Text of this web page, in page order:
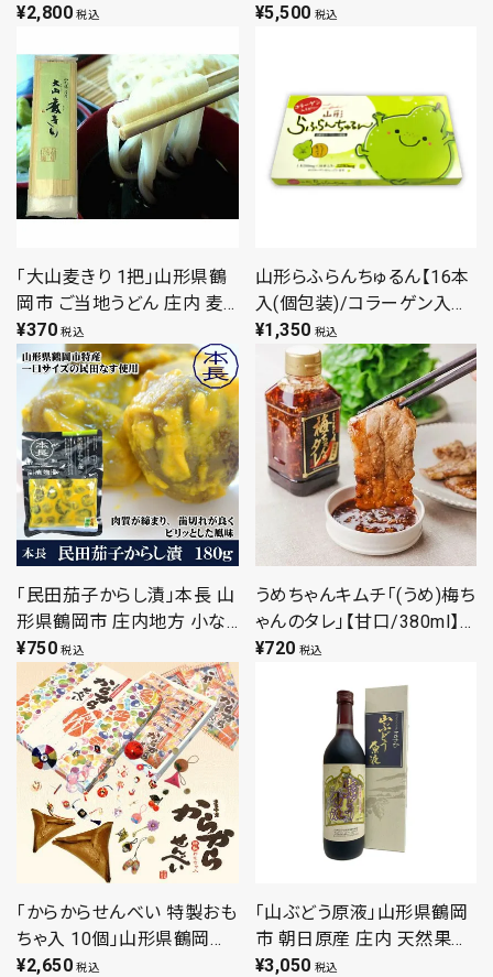
ｺｰﾙ分3%含/鶴岡産 ﾔﾏ・ｿｰﾋﾞ
酒ｹｰｷ
¥2,800 税込
唐揚げ お取り寄せ レシピ付
¥5,500 税込
「大山麦きり 1把」山形県鶴
岡市 ご当地うどん 庄内 麦
切り 乾麺 すがわら製麺
400g
¥370 税込
山形らふらんちゅるん【16本
入(個包装)/コラーゲン入ゼ
リー】山形 庄内 鶴岡 土産
みやげ お取り寄せ 特産品
グルメ スイーツ
¥1,350 税込
「民田茄子からし漬」本長 山
形県鶴岡市 庄内地方 小な
す 辛子漬 山形 鶴岡漬物
180g
¥750 税込
うめちゃんキムチ「(うめ)梅ち
ゃんのタレ」【甘口/380ml】
様々な料理に使える万能な
れ だれ タレ ダレ
¥720 税込
「からからせんべい 特製おも
ちゃ入 10個」山形県鶴岡市
庄内 玩具 フォーチュン クッ
¥2,650 税込
「山ぶどう原液」山形県鶴岡
市 朝日原産 庄内 天然果汁
100％ジュース 無添加
¥3,050 税込